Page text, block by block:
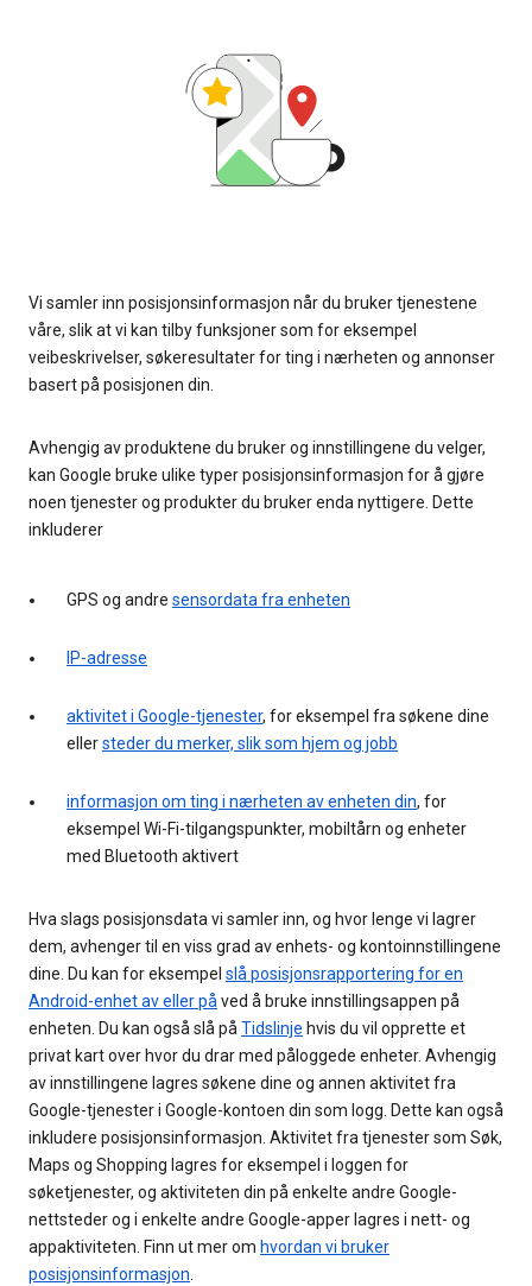
Vi samler inn posisjonsinformasjon når du bruker tjenestene
våre, slik at vi kan tilby funksjoner som for eksempel
veibeskrivelser, søkeresultater for ting i nærheten og annonser
basert på posisjonen din.
Avhengig av produktene du bruker og innstillingene du velger,
kan Google bruke ulike typer posisjonsinformasjon for å gjøre
noen tjenester og produkter du bruker enda nyttigere. Dette
inkluderer
GPS og andre sensordata fra enheten
IP-adresse
aktivitet i Google-tjenester, for eksempel fra søkene dine
ellersteder du merker, slik som hjem og jobb
informasjon om ting i nærheten av enheten din, for
eksempel Wi-Fi-tilgangspunkter, mobiltårn og enheter
med Bluetooth aktivert
Hva slags posisjonsdata vi samler inn, og hvor lenge vi lagrer
dem, avhenger til en viss grad av enhets- og kontoinnstillingene
dine. Du kan for eksempel slå posisjonsrapportering for en
Android-enhet av eller på ved å bruke innstillingsappen på
enheten. Du kan også slå på Tidslinje hvis du vil opprette et
privat kart over hvor du drar med påloggede enheter. Avhengig
av innstillingene lagres søkene dine og annen aktivitet fra
Google-tjenester i Google-kontoen din som logg. Dette kan også
inkludere posisjonsinformasjon. Aktivitet fra tjenester som Søk,
Maps og Shopping lagres for eksempel i loggen for
søketjenester, og aktiviteten din på enkelte andre Google-
nettsteder og i enkelte andre Google-apper lagres i nett- og
appaktiviteten. Finn ut mer om hvordan vi bruker
posisjonsinformasjon